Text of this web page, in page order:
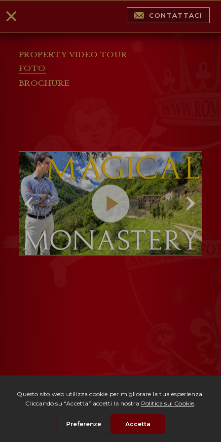
PROPERTY VIDEO TOUR
FOTO
BROCHURE
CONTATTACI
Monastero Lucca
| € 1.980.000